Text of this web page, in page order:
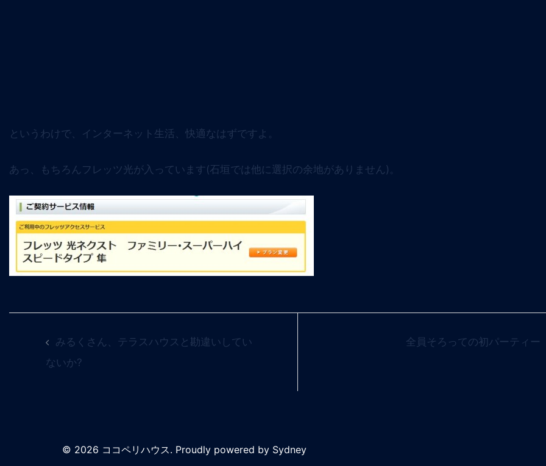
というわけで、インターネット生活、快適なはずですよ。
あっ、もちろんフレッツ光が入っています(石垣では他に選択の余地がありません)。
みるくさん、テラスハウスと勘違いしてい
ないか?
全員そろっての初パーティー
© 2026 ココペリハウス. Proudly powered by Sydney